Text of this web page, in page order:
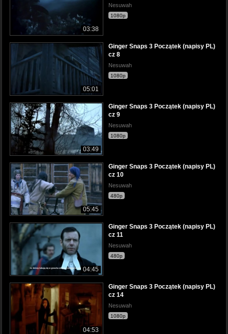
03:38
Nesuwah
1080p
05:01
Ginger Snaps 3 Początek (napisy PL)
cz 8
Nesuwah
1080p
03:49
Ginger Snaps 3 Początek (napisy PL)
cz 9
Nesuwah
1080p
05:45
Ginger Snaps 3 Początek (napisy PL)
cz 10
Nesuwah
480p
04:45
Ginger Snaps 3 Początek (napisy PL)
cz 11
Nesuwah
480p
04:53
Ginger Snaps 3 Początek (napisy PL)
cz 14
Nesuwah
1080p